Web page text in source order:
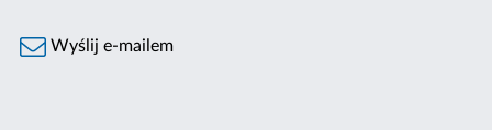
Wyślij e-mailem